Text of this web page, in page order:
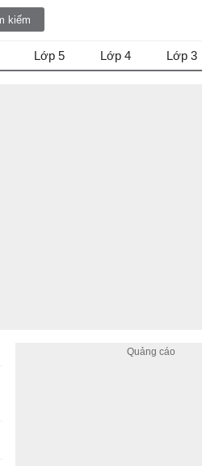
Lớp 5 Lớp 4 Lớp 3